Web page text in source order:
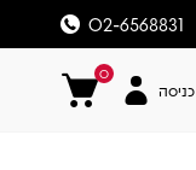
02-6568831
0
כניסה